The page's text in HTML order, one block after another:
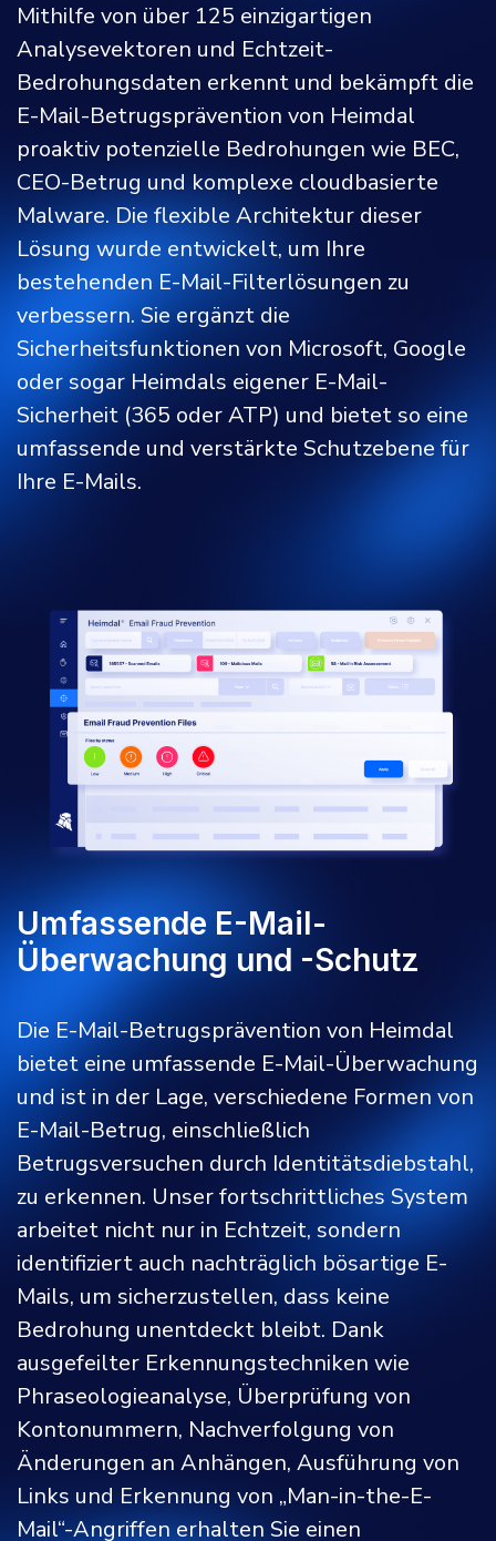
Mithilfe von über 125 einzigartigen
Analysevektoren und Echtzeit-
Bedrohungsdaten erkennt und bekämpft die
E-Mail-Betrugsprävention von Heimdal
proaktiv potenzielle Bedrohungen wie BEC,
CEO-Betrug und komplexe cloudbasierte
Malware. Die flexible Architektur dieser
Lösung wurde entwickelt, um Ihre
bestehenden E-Mail-Filterlösungen zu
verbessern. Sie ergänzt die
Sicherheitsfunktionen von Microsoft, Google
oder sogar Heimdals eigener E-Mail-
Sicherheit (365 oder ATP) und bietet so eine
umfassende und verstärkte Schutzebene für
Ihre E-Mails.
Umfassende E-Mail-
Überwachung und -Schutz
Die E-Mail-Betrugsprävention von Heimdal
bietet eine umfassende E-Mail-Überwachung
und ist in der Lage, verschiedene Formen von
E-Mail-Betrug, einschließlich
Betrugsversuchen durch Identitätsdiebstahl,
zu erkennen. Unser fortschrittliches System
arbeitet nicht nur in Echtzeit, sondern
identifiziert auch nachträglich bösartige E-
Mails, um sicherzustellen, dass keine
Bedrohung unentdeckt bleibt. Dank
ausgefeilter Erkennungstechniken wie
Phraseologieanalyse, Überprüfung von
Kontonummern, Nachverfolgung von
Änderungen an Anhängen, Ausführung von
Links und Erkennung von „Man-in-the-E-
Mail“-Angriffen erhalten Sie einen